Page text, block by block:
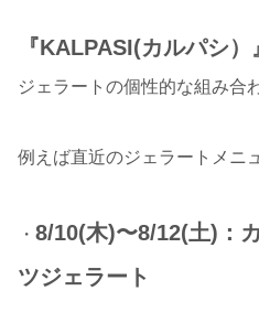
『KALPASI(カルパシ）
ジェラートの個性的な組み合
例えば直近のジェラートメニ
・ 8/10(木)〜8/12(土)：
ツジェラート